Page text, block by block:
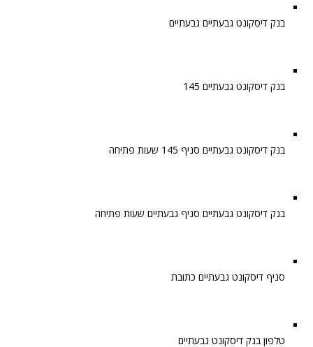
בנק דיסקונט גבעתיים גבעתיים
בנק דיסקונט גבעתיים 145
בנק דיסקונט גבעתיים סניף 145 שעות פתיחה
בנק דיסקונט גבעתיים סניף גבעתיים שעות פתיחה
סניף דיסקונט גבעתיים כתובת
טלפון בנק דיסקונט גבעתיים